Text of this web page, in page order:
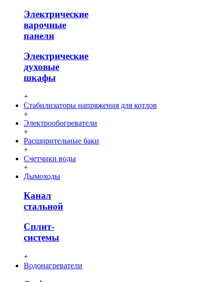
Электрические
варочные
панели
Электрические
духовые
шкафы
+
Стабилизаторы напряжения для котлов
+
Электрообогреватели
+
Расширительные баки
+
Счетчики воды
+
Дымоходы
Канал
стальной
Сплит-
системы
+
Водонагреватели